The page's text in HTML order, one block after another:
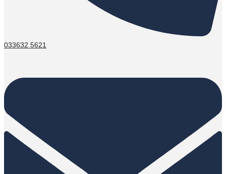
033632 5621